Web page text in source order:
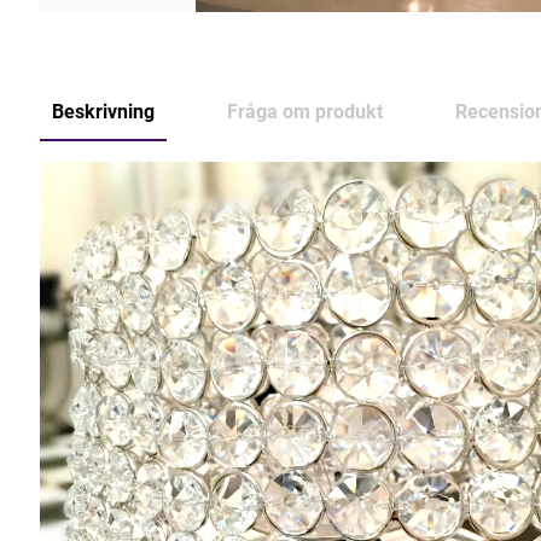
Beskrivning Fråga om produkt